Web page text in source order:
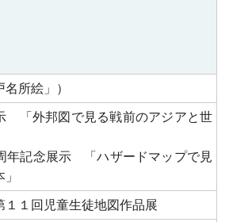
所絵」）
「外邦図で見る戦前のアジアと世
年記念展示 「ハザードマップで見
１回児童生徒地図作品展